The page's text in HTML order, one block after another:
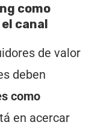
como
canal
de valor
deben
como
en acercar